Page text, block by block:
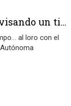
un ti...
al loro con el